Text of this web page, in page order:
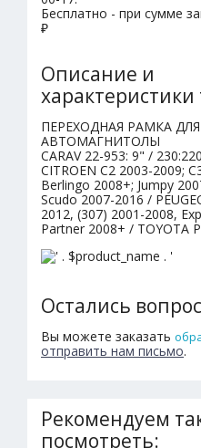
Бесплатно - при сумме
₽
Описание и
характеристики
ПЕРЕХОДНАЯ РАМКА
АВТОМАГНИТОЛЫ
CARAV 22-953: 9" /
CITROEN C2 2003-2009;
Berlingo 2008+; Jumpy
Scudo 2007-2016 /
2012, (307) 2001-2008,
Partner 2008+ / TOYOTA
Остались
Вы можете заказать
отправить нам письмо.
Рекомендуем
посмотреть: